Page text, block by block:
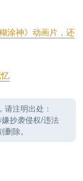
涂神》动画片，还
请注明出处：
抄袭侵权/违法
除。